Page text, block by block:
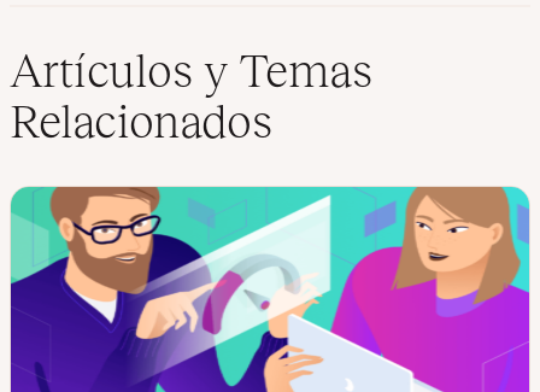
o
w
e
b
e
I
n
t
r
Artículos y Temas
Relacionados